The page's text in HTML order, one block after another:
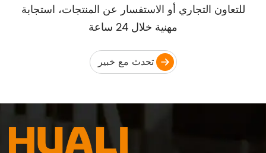
للتعاون التجاري أو الاستفسار عن المنتجات، استجابة
مهنية خلال 24 ساعة
تحدث مع خبير